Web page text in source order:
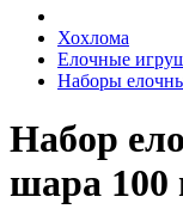
Хохлома
Елочные
Наборы
Набор
шара 100